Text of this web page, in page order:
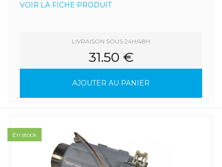
VOIR LA FICHE PRODUIT
LIVRAISON SOUS 24H/48H
31.50 €
AJOUTER AU PANIER
En stock